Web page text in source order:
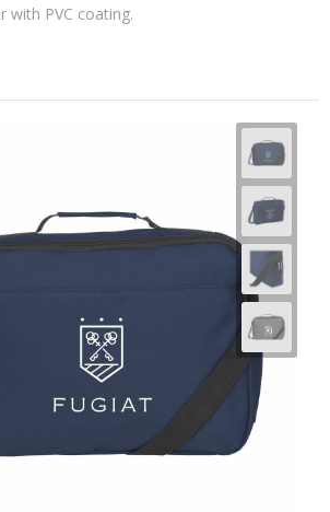
with PVC coating.